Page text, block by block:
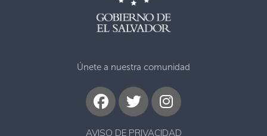
Únete a nuestra comunidad
AVISO DE PRIVACIDAD